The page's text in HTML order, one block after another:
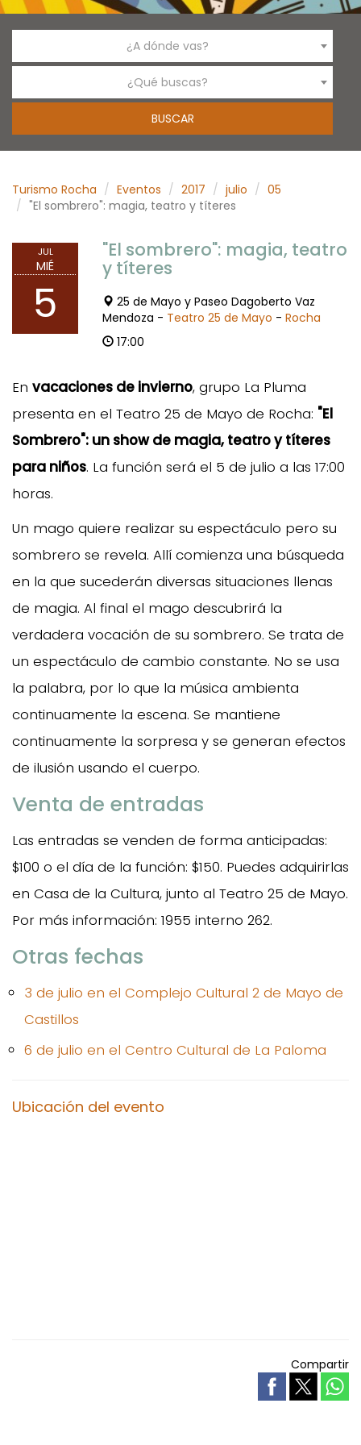
¿A dónde vas?
¿Qué buscas?
Turismo Rocha Eventos 2017 julio
05
"El sombrero": magia, teatro y títeres
JUL
MIÉ
5
"El sombrero": magia, teatro
y títeres
25 de Mayo y Paseo Dagoberto Vaz
Mendoza - Teatro 25 de Mayo - Rocha
17:00
En vacaciones de invierno, grupo La Pluma
presenta en el Teatro 25 de Mayo de Rocha: "El
Sombrero": un show de magia, teatro y títeres
para niños. La función será el 5 de julio a las 17:00
horas.
Un mago quiere realizar su espectáculo pero su
sombrero se revela. Allí comienza una búsqueda
en la que sucederán diversas situaciones llenas
de magia. Al final el mago descubrirá la
verdadera vocación de su sombrero. Se trata de
un espectáculo de cambio constante. No se usa
la palabra, por lo que la música ambienta
continuamente la escena. Se mantiene
continuamente la sorpresa y se generan efectos
de ilusión usando el cuerpo.
Venta de entradas
Las entradas se venden de forma anticipadas:
$100 o el día de la función: $150. Puedes adquirirlas
en Casa de la Cultura, junto al Teatro 25 de Mayo.
Por más información: 1955 interno 262.
Otras fechas
3 de julio en el Complejo Cultural 2 de Mayo de
Castillos
6 de julio en el Centro Cultural de La Paloma
Ubicación del evento
Compartir